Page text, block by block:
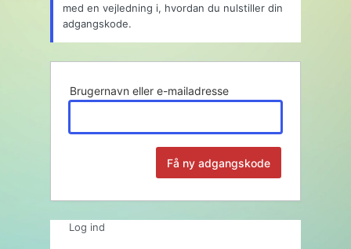
med en vejledning i, hvordan du nulstiller din
adgangskode.
Brugernavn eller e-mailadresse
Log ind